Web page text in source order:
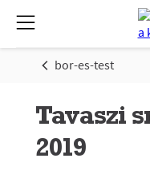
bor-es-test
Tavaszi
2019